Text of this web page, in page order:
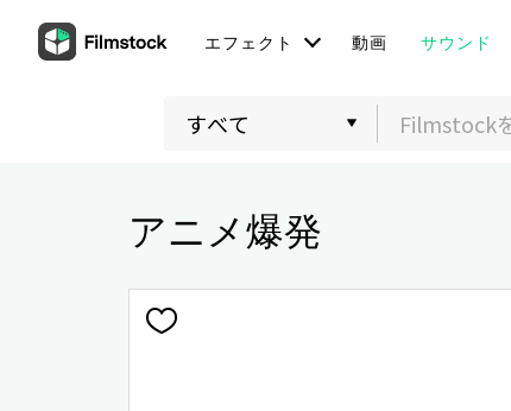
エフェクト 動画 サウンド
アニメ爆発